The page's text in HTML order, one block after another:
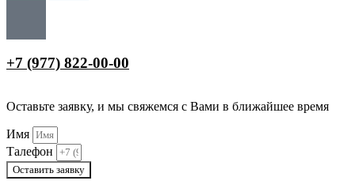
+7 (977) 822-00-00
Оставьте заявку, и мы свяжемся с Вами в ближайшее время
Имя
Талефон
Оставить заявку